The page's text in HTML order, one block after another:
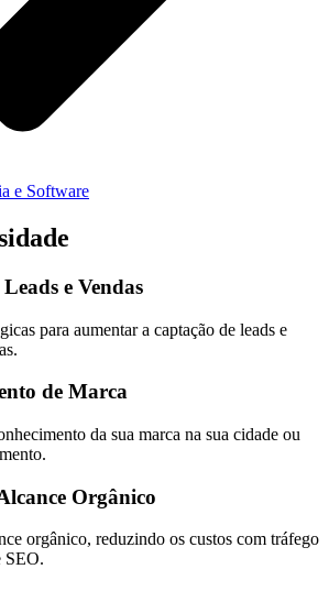
e Software
e Vendas
para aumentar a captação de leads e
de Marca
da sua marca na sua cidade ou
Orgânico
orgânico, reduzindo os custos com tráfego
SEO.